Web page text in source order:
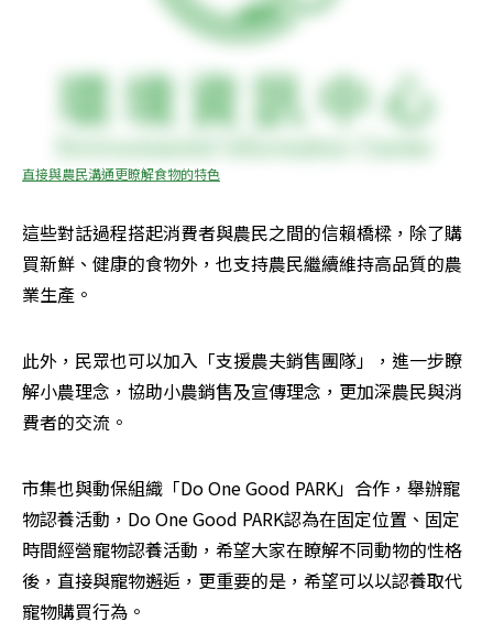
直接與農民溝通更瞭解食物的特色
這些對話過程搭起消費者與農民之間的信賴橋樑，除了購
買新鮮、健康的食物外，也支持農民繼續維持高品質的農
業生產。
此外，民眾也可以加入「支援農夫銷售團隊」，進一步瞭
解小農理念，協助小農銷售及宣傳理念，更加深農民與消
費者的交流。
市集也與動保組織「Do One Good PARK」合作，舉辦寵
物認養活動，Do One Good PARK認為在固定位置、固定
時間經營寵物認養活動，希望大家在瞭解不同動物的性格
後，直接與寵物邂逅，更重要的是，希望可以以認養取代
寵物購買行為。